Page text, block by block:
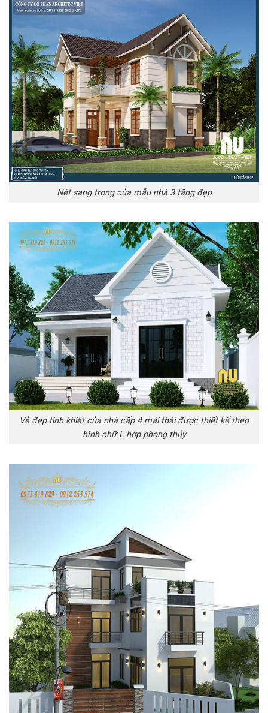
Nét sang trọng của mẫu nhà 3 tầng đẹp
Vẻ đẹp tinh khiết của nhà cấp 4 mái thái được thiết kế theo
hình chữ L hợp phong thủy